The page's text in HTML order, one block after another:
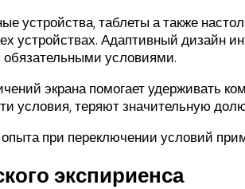
таблеты а также
устройствах. Адаптивный дизайн
условиями.
экрана помогает удерживать
условия, теряют значительную
при переключении условий
экспириенса